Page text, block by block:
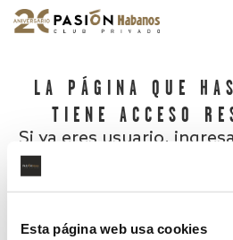
Esta página web usa cookies
LA PÁGINA QUE
TIENE ACCESO
Si ya eres usuario,